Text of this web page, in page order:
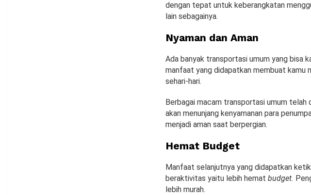
dengan tepat untuk keberangkatan
lain sebagainya.
Nyaman dan Aman
Ada banyak transportasi umum yang bisa
manfaat yang didapatkan membuat kamu
sehari-hari.
Berbagai macam transportasi umum
akan menunjang kenyamanan para
menjadi aman saat berpergian.
Hemat Budget
Manfaat selanjutnya yang didapatkan
beraktivitas yaitu lebih hemat budget.
lebih murah.